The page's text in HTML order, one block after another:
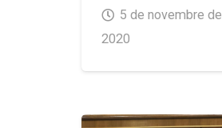
5 de novembre de
2020